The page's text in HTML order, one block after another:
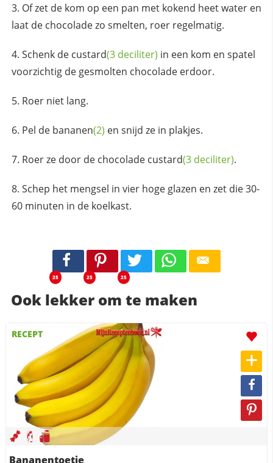
Of zet de kom op een pan met kokend heet water en
laat de chocolade zo smelten, roer regelmatig.
Schenk de custard(3 deciliter) in een kom en spatel
voorzichtig de gesmolten chocolade erdoor.
Roer niet lang.
Pel de bananen(2) en snijd ze in plakjes.
Roer ze door de chocolade custard(3 deciliter).
Schep het mengsel in vier hoge glazen en zet die 30-
60 minuten in de koelkast.
25 25 25
Ook lekker om te maken
RECEPT
Bananentoetje